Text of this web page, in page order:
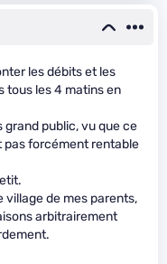
les débits et les
tous les 4 matins en
grand public, vu que ce
pas forcément rentable
village de mes parents,
arbitrairement